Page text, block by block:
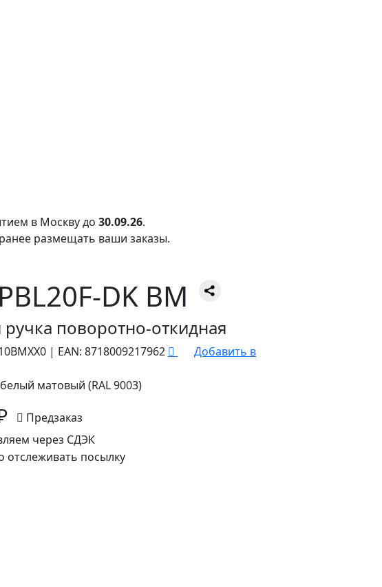
в Москву до 30.09.26.
размещать ваши заказы.
DK BM
поворотно-откидная
| EAN: 8718009217962
Добавить в
белый матовый (RAL 9003)
Предзаказ
через СДЭК
отслеживать посылку